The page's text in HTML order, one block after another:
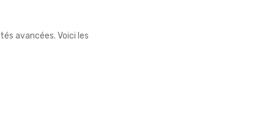
avancées. Voici les